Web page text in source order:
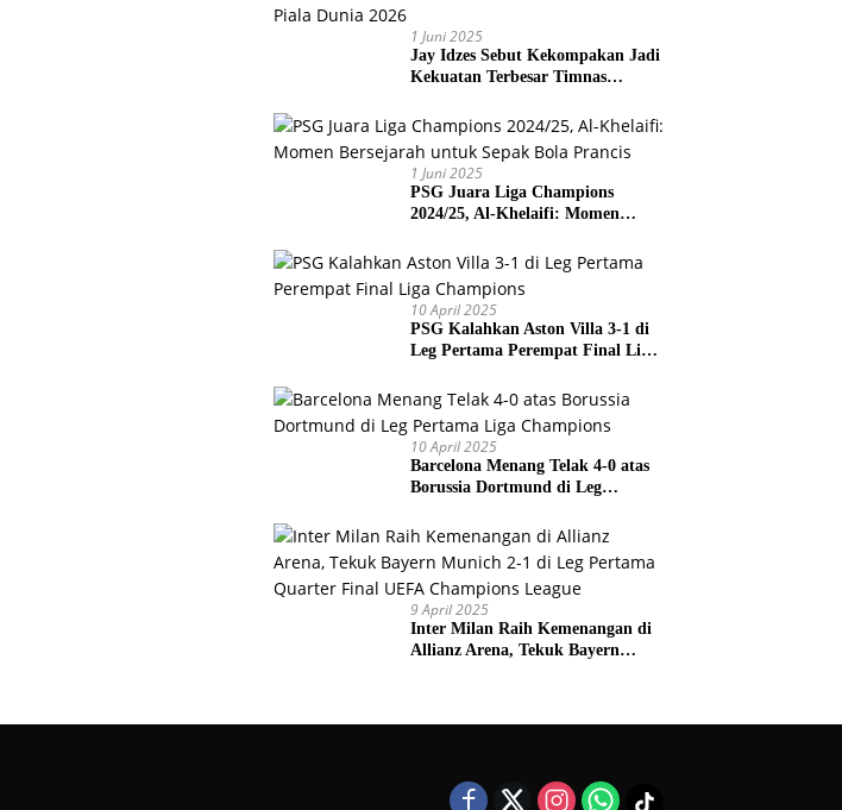
1 Juni 2025
Jay Idzes Sebut Kekompakan Jadi
Kekuatan Terbesar Timnas
Dunia 2026
1 Juni 2025
PSG Juara Liga Champions
2024/25, Al-Khelaifi: Momen
Prancis
10 April 2025
PSG Kalahkan Aston Villa 3-1 di
Leg Pertama Perempat Final Liga
10 April 2025
Barcelona Menang Telak 4-0 atas
Borussia Dortmund di Leg
9 April 2025
Inter Milan Raih Kemenangan di
Allianz Arena, Tekuk Bayern